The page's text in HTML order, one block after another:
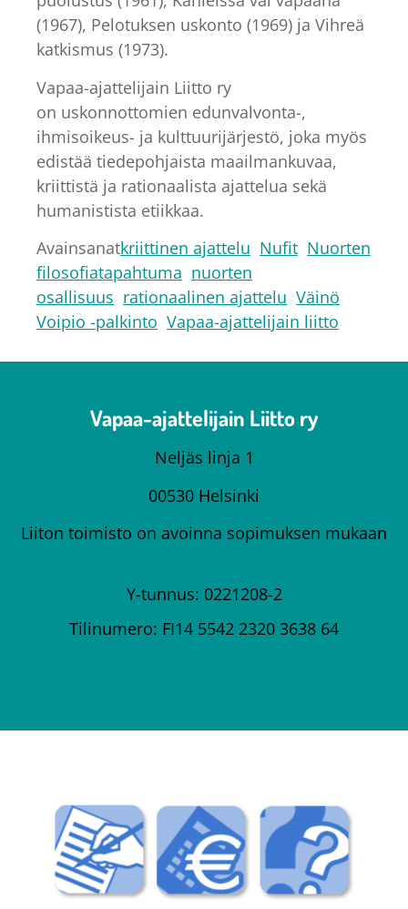
(1967), Pelotuksen uskonto (1969) ja Vihreä
katkismus (1973).
Vapaa-ajattelijain Liitto ry
on uskonnottomien edunvalvonta-,
ihmisoikeus- ja kulttuurijärjestö, joka myös
edistää tiedepohjaista maailmankuvaa,
kriittistä ja rationaalista ajattelua sekä
humanistista etiikkaa.
Avainsanatkriittinen ajattelu Nufit Nuorten
filosofiatapahtuma nuorten
osallisuus rationaalinen ajattelu Väinö
Voipio -palkinto Vapaa-ajattelijain liitto
Vapaa-ajattelijain Liitto ry
Neljäs linja 1
00530 Helsinki
Liiton toimisto on avoinna sopimuksen mukaan
Y-tunnus: 0221208-2
Tilinumero: FI14 5542 2320 3638 64